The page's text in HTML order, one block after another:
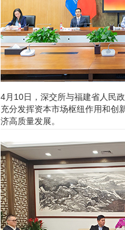
4月10日，深交所与福建省人民
充分发挥资本市场枢纽作用和创
济高质量发展。